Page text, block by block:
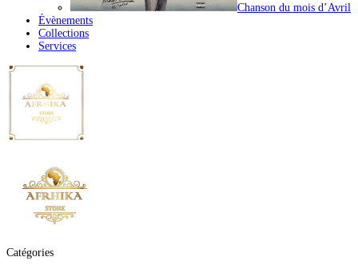
Chanson du mois d’Avril
Évènements
Collections
Services
Catégories